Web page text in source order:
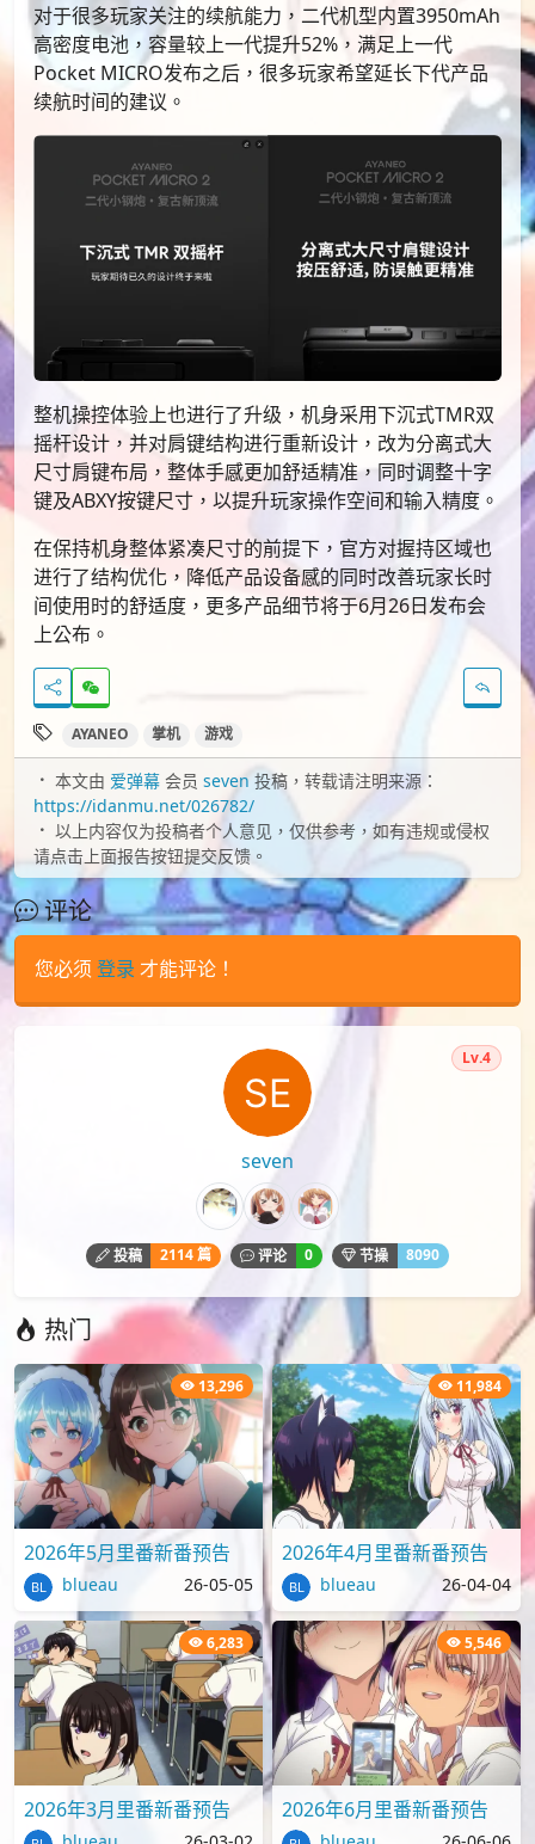
对于很多玩家关注的续航能力，二代机型内置3950mAh
高密度电池，容量较上一代提升52%，满足上一代
Pocket MICRO发布之后，很多玩家希望延长下代产品
续航时间的建议。
整机操控体验上也进行了升级，机身采用下沉式TMR双
摇杆设计，并对肩键结构进行重新设计，改为分离式大
尺寸肩键布局，整体手感更加舒适精准，同时调整十字
键及ABXY按键尺寸，以提升玩家操作空间和输入精度。
在保持机身整体紧凑尺寸的前提下，官方对握持区域也
进行了结构优化，降低产品设备感的同时改善玩家长时
间使用时的舒适度，更多产品细节将于6月26日发布会
上公布。
AYANEO 掌机 游戏
本文由 爱弹幕 会员 seven 投稿，转载请注明来源：
https://idanmu.net/026782/
以上内容仅为投稿者个人意见，仅供参考，如有违规或侵权
请点击上面报告按钮提交反馈。
评论
您必须 登录 才能评论！
seven
Lv.4
投稿 2114 篇 评论 0 节操 8090
热门
13,296
2026年5月里番新番预告
blueau 26-05-05
11,984
2026年4月里番新番预告
blueau 26-04-04
6,283
2026年3月里番新番预告
5,546
2026年6月里番新番预告